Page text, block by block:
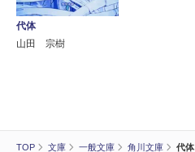
TOP 文庫 一般文庫 角川文庫 代体
代体
山田 宗樹